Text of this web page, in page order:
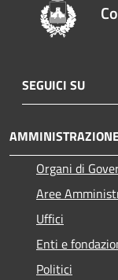
SEGUICI SU
Organi di
Aree
Uffici
Enti e
Politici